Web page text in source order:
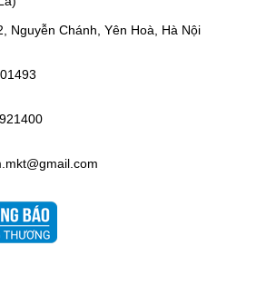
Nguyễn Chánh, Yên Hoà, Hà Nội